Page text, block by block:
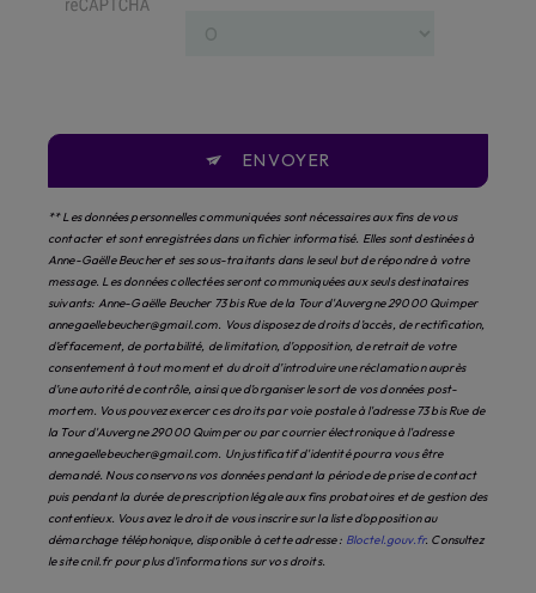
ENVOYER
** Les données personnelles communiquées sont nécessaires aux fins de vous
contacter et sont enregistrées dans un fichier informatisé. Elles sont destinées à
Anne-Gaëlle Beucher et ses sous-traitants dans le seul but de répondre à votre
message. Les données collectées seront communiquées aux seuls destinataires
suivants: Anne-Gaëlle Beucher 73 bis Rue de la Tour d'Auvergne 29000 Quimper
annegaellebeucher@gmail.com. Vous disposez de droits d’accès, de rectification,
d’effacement, de portabilité, de limitation, d’opposition, de retrait de votre
consentement à tout moment et du droit d’introduire une réclamation auprès
d’une autorité de contrôle, ainsi que d’organiser le sort de vos données post-
mortem. Vous pouvez exercer ces droits par voie postale à l'adresse 73 bis Rue de
la Tour d'Auvergne 29000 Quimper ou par courrier électronique à l'adresse
annegaellebeucher@gmail.com. Un justificatif d'identité pourra vous être
demandé. Nous conservons vos données pendant la période de prise de contact
puis pendant la durée de prescription légale aux fins probatoires et de gestion des
contentieux. Vous avez le droit de vous inscrire sur la liste d'opposition au
démarchage téléphonique, disponible à cette adresse : Bloctel.gouv.fr. Consultez
le site cnil.fr pour plus d’informations sur vos droits.